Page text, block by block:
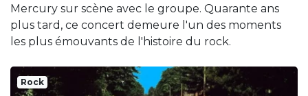
Mercury sur scène avec le groupe. Quarante ans
plus tard, ce concert demeure l'un des moments
les plus émouvants de l'histoire du rock.
Rock